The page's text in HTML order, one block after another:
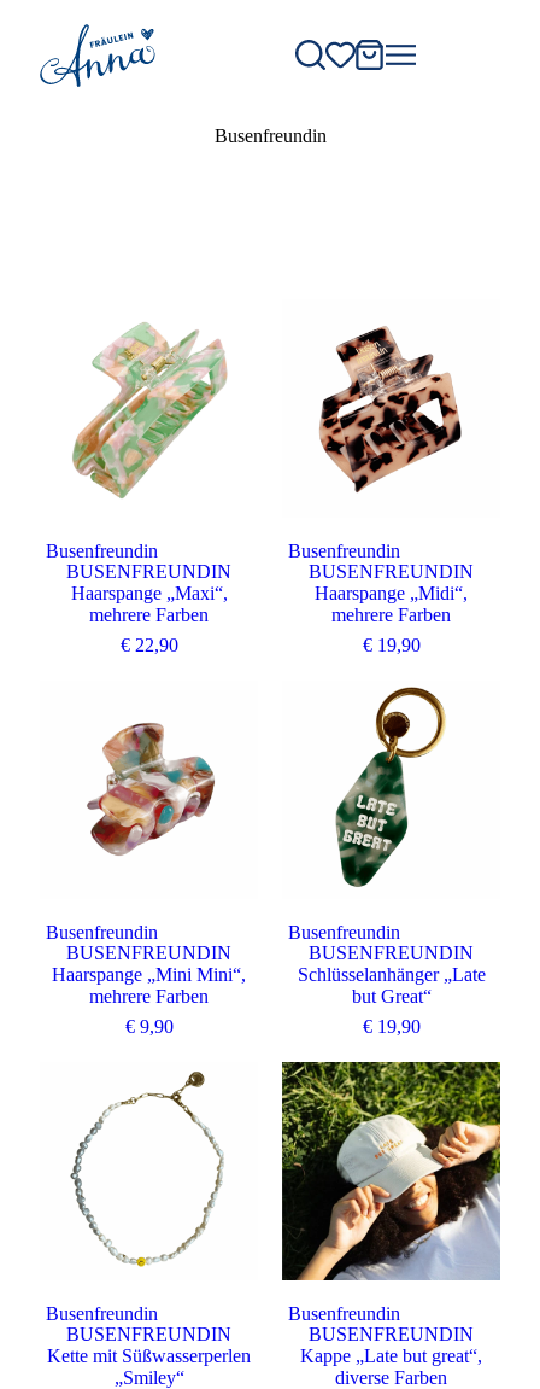
Busenfreundin
Busenfreundin
BUSENFREUNDIN
Haarspange „Maxi“,
mehrere Farben
€22,90
Busenfreundin
BUSENFREUNDIN
Haarspange „Midi“,
mehrere Farben
€19,90
Busenfreundin
BUSENFREUNDIN
Haarspange „Mini Mini“,
mehrere Farben
€9,90
Busenfreundin
BUSENFREUNDIN
Schlüsselanhänger „Late
but Great“
€19,90
Busenfreundin
BUSENFREUNDIN
Kette mit Süßwasserperlen
„Smiley“
Busenfreundin
BUSENFREUNDIN
Kappe „Late but great“,
diverse Farben